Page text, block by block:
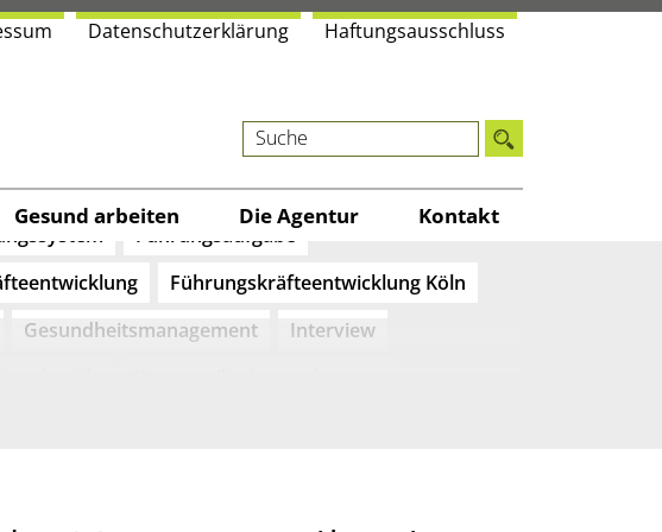
Daten­schutz­er­klä­rung Haf­tungs­aus­schluss
Gesund arbei­ten Die Agen­tur Kon­takt
Delegation lernen
Feedbackkultur
Freundlichkeit
Führungsaufgabe
Führungskräfteentwicklung Köln
Gesundheitsmanagement
Interview